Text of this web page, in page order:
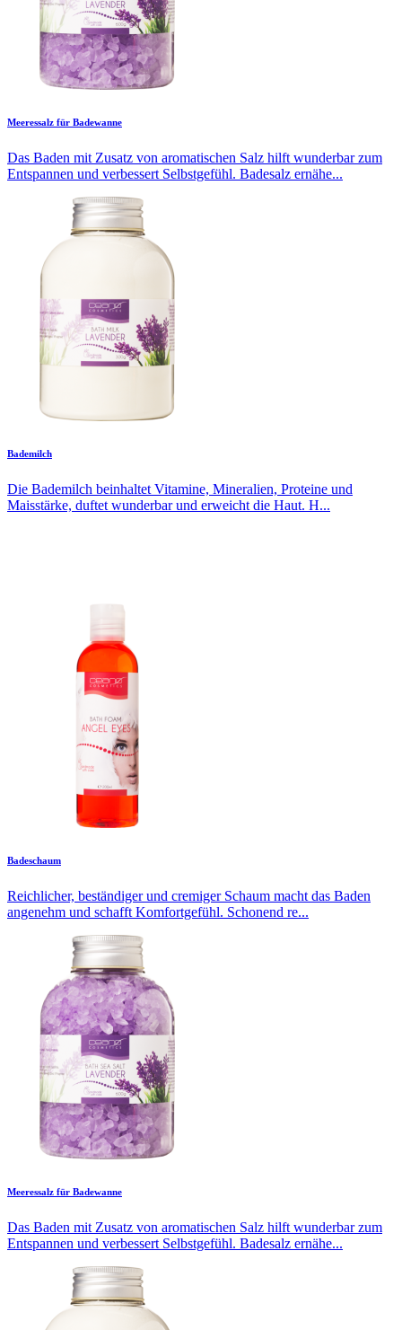
Meeressalz für Badewanne
Das Baden mit Zusatz von aromatischen Salz hilft wunderbar zum
Entspannen und verbessert Selbstgefühl. Badesalz ernähe...
Bademilch
Die Bademilch beinhaltet Vitamine, Mineralien, Proteine und
Maisstärke, duftet wunderbar und erweicht die Haut. H...
Badeschaum
Reichlicher, beständiger und cremiger Schaum macht das Baden
angenehm und schafft Komfortgefühl. Schonend re...
Meeressalz für Badewanne
Das Baden mit Zusatz von aromatischen Salz hilft wunderbar zum
Entspannen und verbessert Selbstgefühl. Badesalz ernähe...